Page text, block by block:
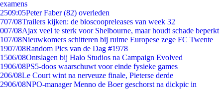
examens
2509:05Peter Faber (82) overleden
707/08Trailers kijken: de bioscoopreleases van week 32
007/08Ajax veel te sterk voor Shelbourne, maar houdt schade beperkt
107/08Nieuwkomers schitteren bij ruime Europese zege FC Twente
1907/08Random Pics van de Dag #1978
1506/08Ontslagen bij Halo Studios na Campaign Evolved
1906/08PS5-doos waarschuwt voor einde fysieke games
206/08Le Court wint na nerveuze finale, Pieterse derde
2906/08NPO-manager Menno de Boer geschorst na dickpic in